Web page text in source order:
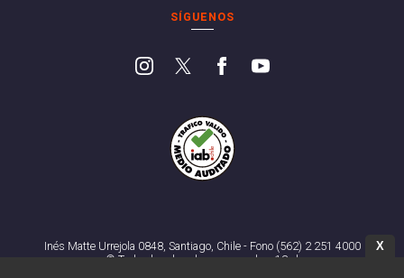
SÍGUENOS
Inés Matte Urrejola 0848, Santiago, Chile - Fono (562) 2 251 4000
© Todos los derechos reservados. 13.cl
X